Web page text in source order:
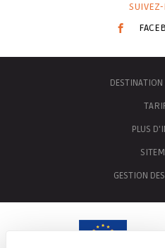
SUIVEZ-
PLUS
GESTION